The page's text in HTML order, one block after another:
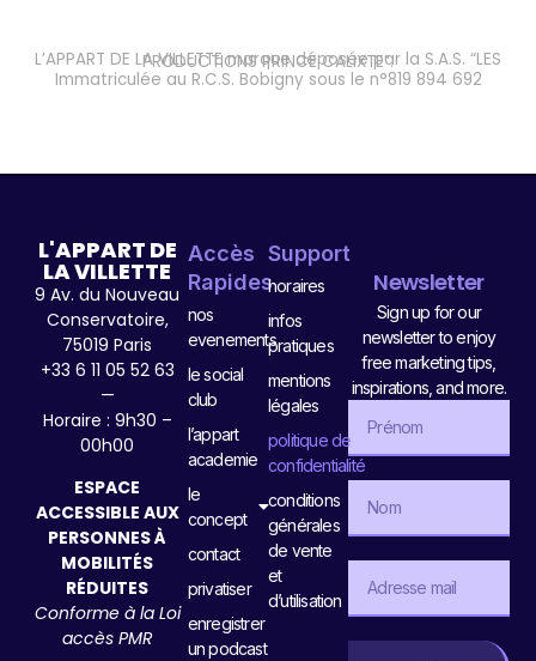
L’APPART DE LA VILLETTE marque déposée par la S.A.S. “LES PRODUCTIONS PRINCE CALIXTE”.
Immatriculée au R.C.S. Bobigny sous le n°819 894 692
L'APPART DE
LA VILLETTE
9 Av. du Nouveau
Conservatoire,
75019 Paris
+33 6 11 05 52 63
—
Horaire : 9h30 –
00h00
ESPACE
ACCESSIBLE AUX
PERSONNES À
MOBILITÉS
RÉDUITES
Conforme à la Loi
accès PMR
Accès
Rapides
nos
evenements
le social
club
l’appart
academie
le
concept
contact
privatiser
enregistrer
un podcast
Support
horaires
infos
pratiques
mentions
légales
politique de
confidentialité
conditions
générales
de vente
et
d’utilisation
Newsletter
Sign up for our
newsletter to enjoy
free marketing tips,
inspirations, and more.